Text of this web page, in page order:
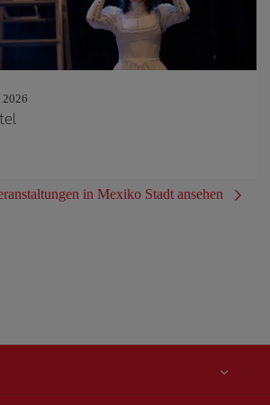
2026
in Mexiko Stadt ansehen